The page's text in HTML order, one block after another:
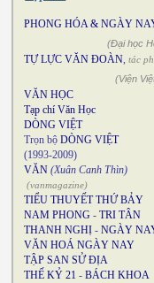
PHONG HÓA & NGÀY
(Đại học
TỰ LỰC VĂN ĐOÀN, tác
(Viện
VĂN HỌC
Tạp chí Văn Học
DÒNG VIỆT
Trọn bộ DÒNG VIỆT
(1993-2009)
VĂN (Xuân Canh Thìn)
(vanmagazine)
TIỂU THUYẾT THỨ BẢY
NAM PHONG - TRI TÂN
THANH NGHỊ - NGÀY
VĂN HOÁ NGÀY NAY
TẬP SAN SỬ ĐỊA
THẾ KỶ 21 - BÁCH KHOA